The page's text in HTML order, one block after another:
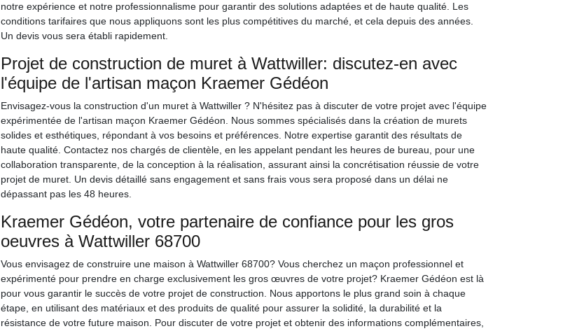
notre expérience et notre professionnalisme pour garantir des solutions adaptées et de haute qualité. Les
conditions tarifaires que nous appliquons sont les plus compétitives du marché, et cela depuis des années.
Un devis vous sera établi rapidement.
Projet de construction de muret à Wattwiller: discutez-en avec
l'équipe de l'artisan maçon Kraemer Gédéon
Envisagez-vous la construction d'un muret à Wattwiller ? N'hésitez pas à discuter de votre projet avec l'équipe
expérimentée de l'artisan maçon Kraemer Gédéon. Nous sommes spécialisés dans la création de murets
solides et esthétiques, répondant à vos besoins et préférences. Notre expertise garantit des résultats de
haute qualité. Contactez nos chargés de clientèle, en les appelant pendant les heures de bureau, pour une
collaboration transparente, de la conception à la réalisation, assurant ainsi la concrétisation réussie de votre
projet de muret. Un devis détaillé sans engagement et sans frais vous sera proposé dans un délai ne
dépassant pas les 48 heures.
Kraemer Gédéon, votre partenaire de confiance pour les gros
oeuvres à Wattwiller 68700
Vous envisagez de construire une maison à Wattwiller 68700? Vous cherchez un maçon professionnel et
expérimenté pour prendre en charge exclusivement les gros œuvres de votre projet? Kraemer Gédéon est là
pour vous garantir le succès de votre projet de construction. Nous apportons le plus grand soin à chaque
étape, en utilisant des matériaux et des produits de qualité pour assurer la solidité, la durabilité et la
résistance de votre future maison. Pour discuter de votre projet et obtenir des informations complémentaires,